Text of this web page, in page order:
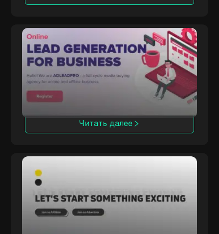
ADLEAD.PRO
ADLEAD.PRO интегрирует инструменты
монетизации с партнерскими
программами для оптимальной работы
Читать далее
Rainmaker обеспечивает высокую
конверсию благодаря эксклюзивным
мультивертикальным кампаниям,
ориентированным на собственные